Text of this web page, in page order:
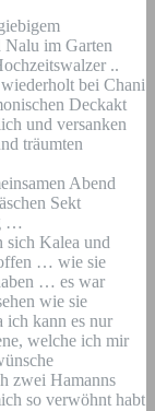
Nalu im Garten
..
bei Chani
Deckakt
und versanken
träumten
Abend
Sekt
…
sich Kalea und
… wie sie
… es war
wie sie
ich kann es nur
welche ich mir
zwei Hamanns
so verwöhnt habt